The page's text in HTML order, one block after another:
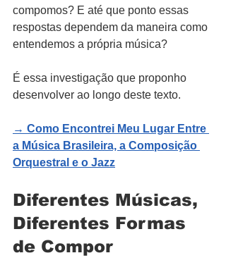
compomos? E até que ponto essas
respostas dependem da maneira como
entendemos a própria música?
É essa investigação que proponho
desenvolver ao longo deste texto.
→ Como Encontrei Meu Lugar Entre
a Música Brasileira, a Composição
Orquestral e o Jazz
Diferentes Músicas,
Diferentes Formas
de Compor